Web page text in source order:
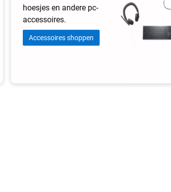
hoesjes en andere pc-
accessoires.
Accessoires shoppen